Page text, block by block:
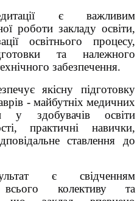
є важливим
роботи закладу освіти,
освітнього процесу,
та належного
забезпечення.
якісну підготовку
- майбутніх медичних
у здобувачів освіти
практичні навички,
ставлення до
є свідченням
колективу та